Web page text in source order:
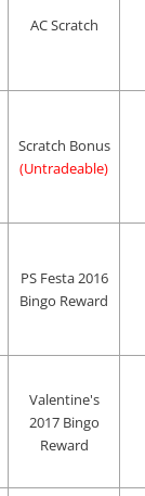
AC Scratch
Scratch Bonus
(Untradeable)
PS Festa 2016
Bingo Reward
Valentine's
2017 Bingo
Reward